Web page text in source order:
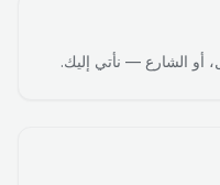
أو الشارع — نأتي إليك.